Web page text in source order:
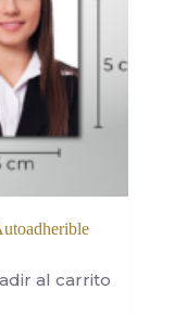
al carrito